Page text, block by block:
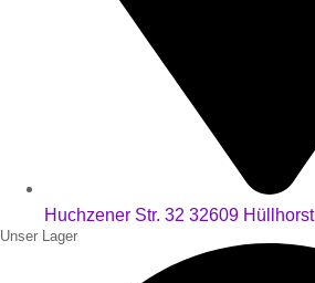
Huchzener Str. 32 32609 Hüllhorst
Unser Lager